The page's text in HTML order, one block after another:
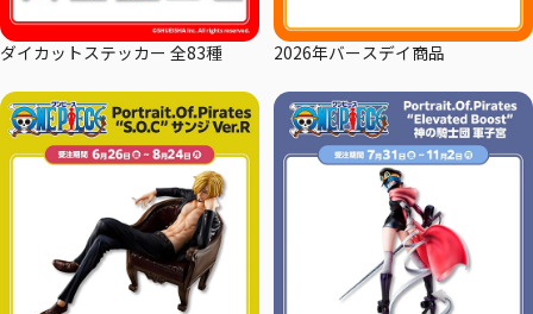
ダイカットステッカー 全83種 2026年バースデイ商品